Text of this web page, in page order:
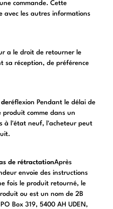
commande. Cette
avec les autres informations
a le droit de retourner le
sa réception, de préférence
réflexion Pendant le délai de
comme dans un
à l'état neuf, l'acheteur peut
de rétractationAprès
envoie des instructions
fois le produit retourné, le
ou est un nom de 2B
Box 319, 5400 AH UDEN,